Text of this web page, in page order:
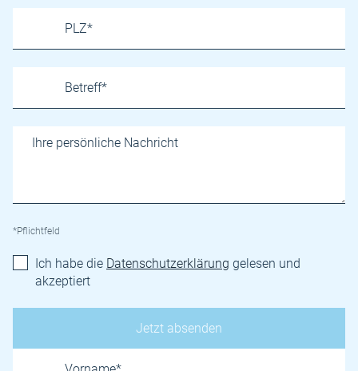
*Pflichtfeld
Ich habe die Datenschutzerklärung gelesen und
akzeptiert